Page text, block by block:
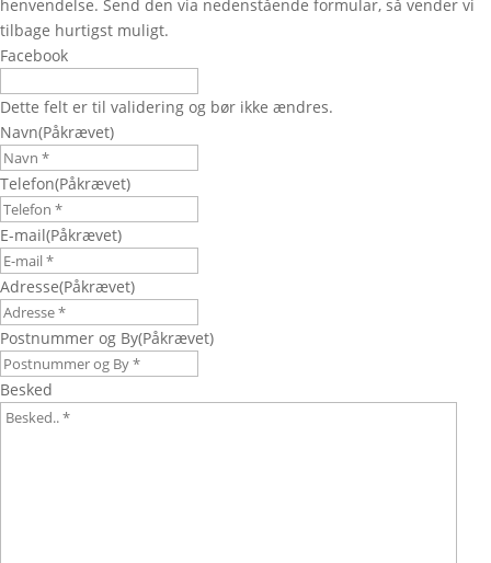
henvendelse. Send den via nedenstående formular, så vender vi
tilbage hurtigst muligt.
Facebook
Dette felt er til validering og bør ikke ændres.
Navn(Påkrævet)
Telefon(Påkrævet)
E-mail(Påkrævet)
Adresse(Påkrævet)
Postnummer og By(Påkrævet)
Besked